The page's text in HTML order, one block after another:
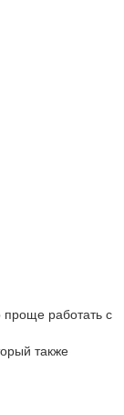
работать с
также